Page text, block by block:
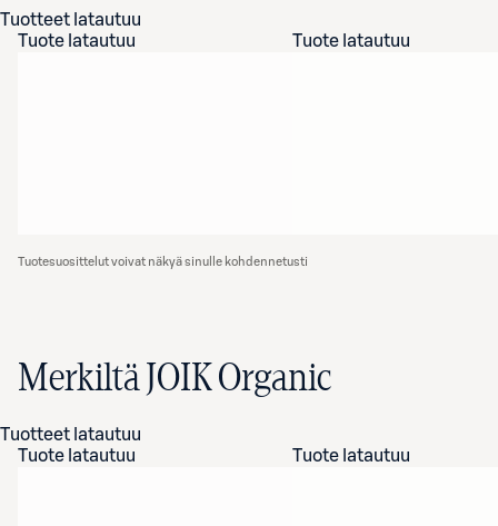
Tuotteet latautuu
Tuote latautuu
Tuote latautuu
Tuotesuosittelut voivat näkyä sinulle kohdennetusti
Merkiltä JOIK Organic
Tuotteet latautuu
Tuote latautuu
Tuote latautuu